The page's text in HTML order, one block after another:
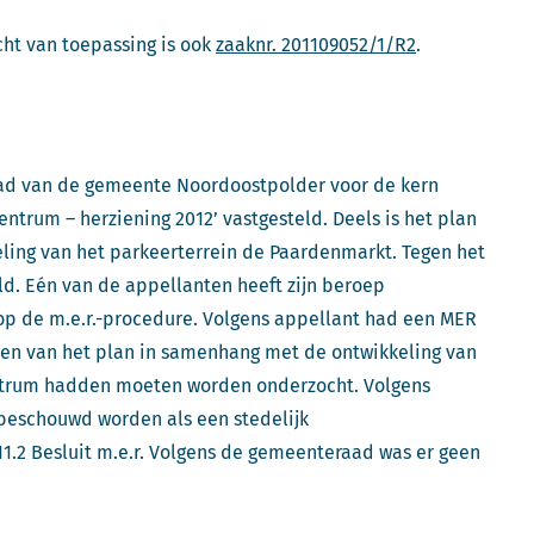
van toepassing is ook zaaknr. 201109052/1/R2.
van de gemeente Noordoostpolder voor de kern
– herziening 2012’ vastgesteld. Deels is het plan
van het parkeerterrein de Paardenmarkt. Tegen het
Eén van de appellanten heeft zijn beroep
de m.e.r.-procedure. Volgens appellant had een MER
van het plan in samenhang met de ontwikkeling van
hadden moeten worden onderzocht. Volgens
worden als een stedelijk
Besluit m.e.r. Volgens de gemeenteraad was er geen